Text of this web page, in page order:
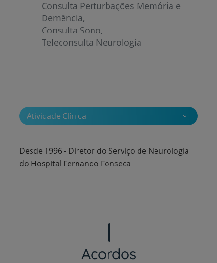
Consulta Perturbações Memória e
Demência
Consulta Sono
Teleconsulta Neurologia
Atividade Clínica
Desde 1996 - Diretor do Serviço de Neurologia
do Hospital Fernando Fonseca
Acordos